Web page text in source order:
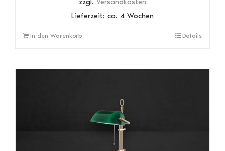
Lieferzeit: ca. 4 Wochen
In den Warenkorb Details